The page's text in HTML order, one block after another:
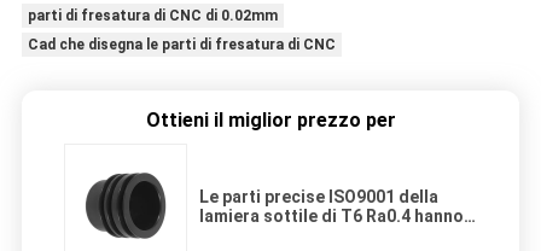
parti di fresatura di CNC di 0.02mm
Cad che disegna le parti di fresatura di CNC
Ottieni il miglior prezzo per
Le parti precise ISO9001 della
lamiera sottile di T6 Ra0.4 hanno